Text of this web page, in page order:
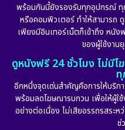
พร้อมกันนี้ยังรองรับทุกอุปกรณ์ ทุ
หรือคอมพิวเตอร์ ทำให้สามารถ
เพียงมีอินเทอร์เน็ตก็เข้าถึง หนั
ของผู้ใช้งาน
ดูหนังฟรี 24 ชั่วโมง ไม่มี
อีกหนึ่งจุดเด่นสำคัญคือการให้บริก
พร้อมลดโฆษณารบกวน เพื่อให้ผู้ใ
อย่างต่อเนื่อง ไม่เสียอรรถรสระ
ช่